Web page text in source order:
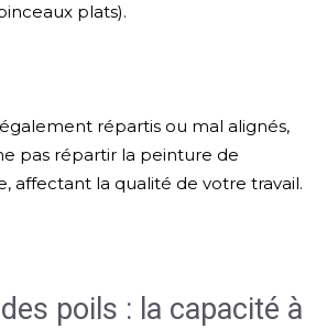
plats).
répartis ou mal alignés,
pas répartir la peinture de
affectant la qualité de votre travail.
poils : la capacité à